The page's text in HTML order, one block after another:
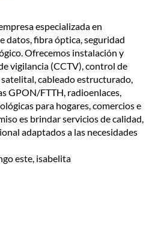
especializada en
datos, fibra óptica, seguridad
Ofrecemos instalación y
vigilancia (CCTV), control de
cableado estructurado,
GPON/FTTH, radioenlaces,
para hogares, comercios e
es brindar servicios de calidad,
adaptados a las necesidades
este, isabelita